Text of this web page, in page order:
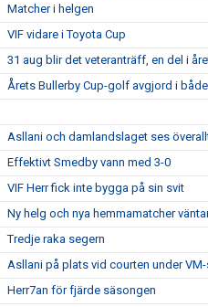
Matcher i helgen
VIF vidare i Toyota Cup
31 aug blir det veteranträff, en del i
Årets Bullerby Cup-golf avgjord i
Asllani och damlandslaget ses
Effektivt Smedby vann med 3-0
VIF Herr fick inte bygga på sin svit
Ny helg och nya hemmamatcher
Tredje raka segern
Asllani på plats vid courten under
Herr7an för fjärde säsongen